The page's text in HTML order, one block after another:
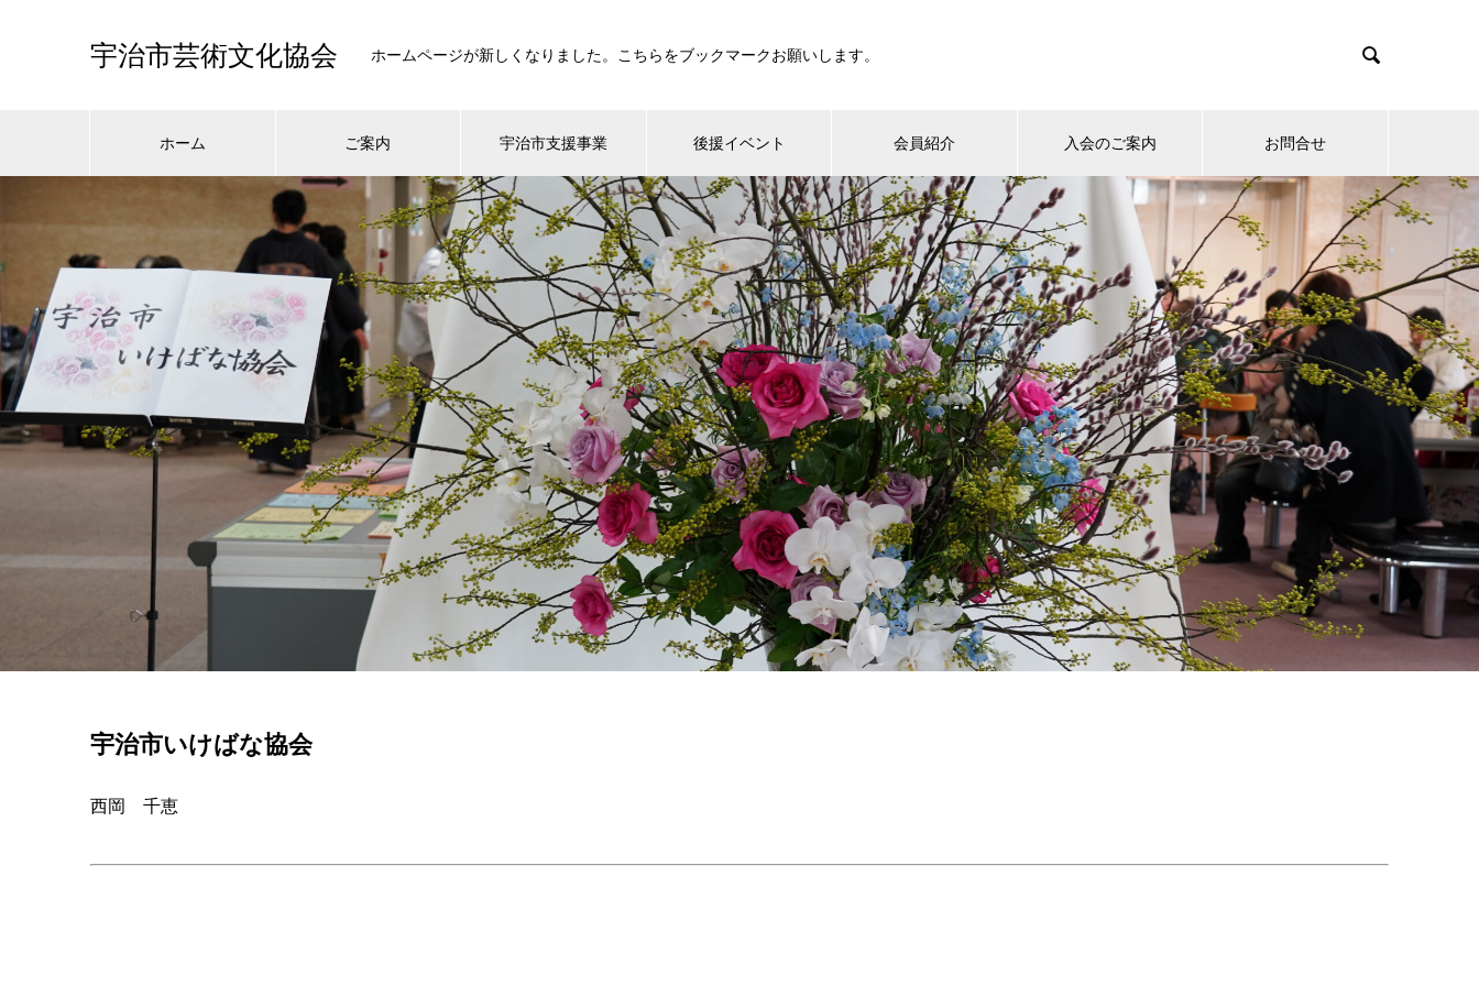
宇治市芸術文化協会 ホームページが新しくなりました。こちらをブックマークお願いします。 
ホーム ご案内 宇治市支援事業 後援イベント 会員紹介 入会のご案内 お問合せ
宇治市いけばな協会
西岡 千恵